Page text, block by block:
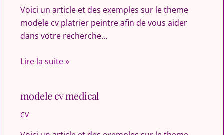
Voici un article et des exemples sur le theme
modele cv platrier peintre afin de vous aider
dans votre recherche…
Lire la suite »
modele cv medical
CV